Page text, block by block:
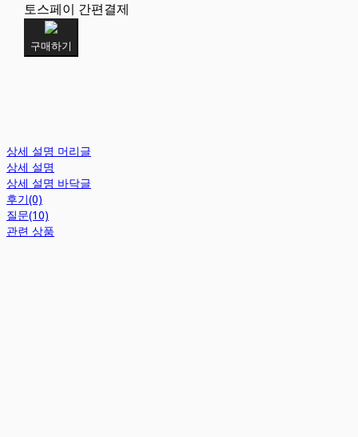
토스페이 간편결제
구매하기
상세 설명 머리글
상세 설명
상세 설명 바닥글
후기(0)
질문(10)
관련 상품